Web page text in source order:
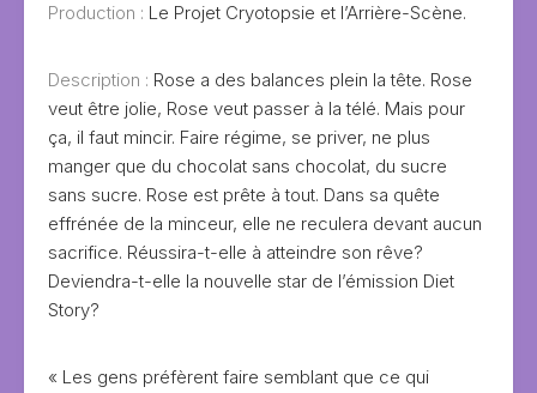
Production : Le Projet Cryotopsie et l’Arrière-Scène.
Description : Rose a des balances plein la tête. Rose
veut être jolie, Rose veut passer à la télé. Mais pour
ça, il faut mincir. Faire régime, se priver, ne plus
manger que du chocolat sans chocolat, du sucre
sans sucre. Rose est prête à tout. Dans sa quête
effrénée de la minceur, elle ne reculera devant aucun
sacrifice. Réussira-t-elle à atteindre son rêve?
Deviendra-t-elle la nouvelle star de l’émission Diet
Story?
« Les gens préfèrent faire semblant que ce qui